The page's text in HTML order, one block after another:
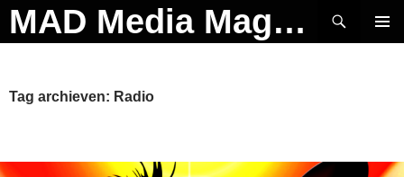
Ga
naar
MAD Media Magazine
Zoeken
Tag archieven: Radio